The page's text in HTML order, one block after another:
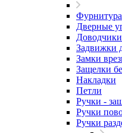
Фурнитура
Дверные
Задвижки
Замки
Защелки
Накладки
Петли
Ручки -
Ручки
Ручки